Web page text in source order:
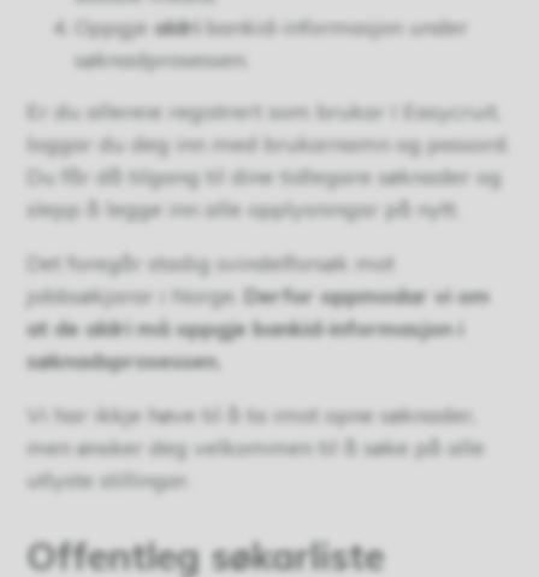
Oppgjealdri bankid-informasjon under
søknadprosessen.
Er du allereie registrert som brukar I Easycruit,
loggar du deg inn med brukarnamn og passord.
Du får då tilgang til dine tidlegare søknader og
slepp å legge inn alle opplysningar på nytt.
Det foregår stadig svindelforsøk mot
jobbsøkjarar i Norge. Derfor oppmodar vi om
at de aldri må oppgje bankid-informasjon i
søknadsprosessen.
Vi har ikkje høve til å ta imot opne søknader,
men ønsker deg velkommen til å søke på alle
utlyste stillingar.
Offentleg søkarliste